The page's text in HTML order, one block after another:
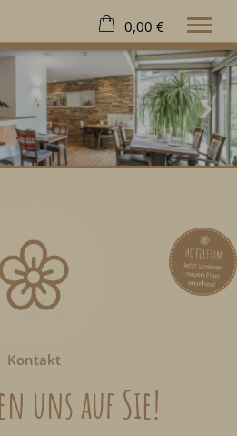
28. August
0,00 €
×
ist leer
Kontakt
uns auf Sie!